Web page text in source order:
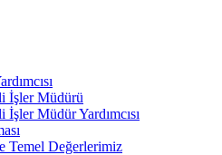
İşler Müdürü
Müdür Yardımcısı
Temel Değerlerimiz